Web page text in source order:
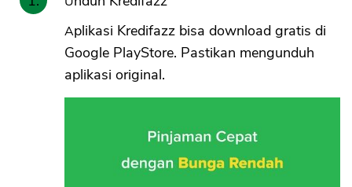
Aplikasi Kredifazz bisa download gratis di
Google PlayStore. Pastikan mengunduh
aplikasi original.